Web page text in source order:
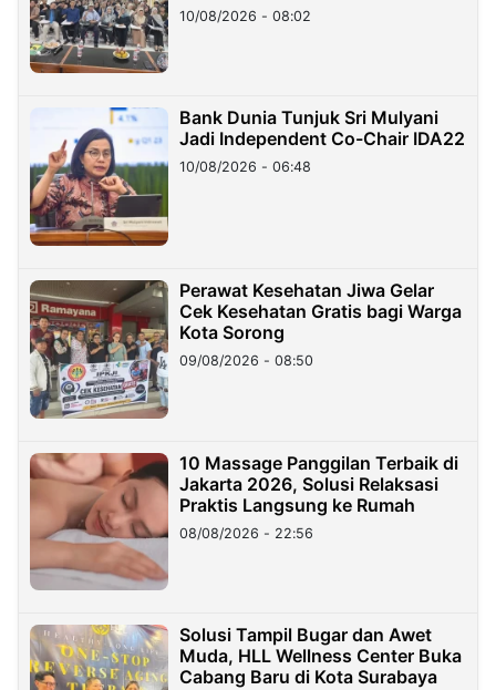
10/08/2026 - 08:02
Bank Dunia Tunjuk Sri Mulyani
Jadi Independent Co-Chair IDA22
10/08/2026 - 06:48
Perawat Kesehatan Jiwa Gelar
Cek Kesehatan Gratis bagi Warga
Kota Sorong
09/08/2026 - 08:50
10 Massage Panggilan Terbaik di
Jakarta 2026, Solusi Relaksasi
Praktis Langsung ke Rumah
08/08/2026 - 22:56
Solusi Tampil Bugar dan Awet
Muda, HLL Wellness Center Buka
Cabang Baru di Kota Surabaya